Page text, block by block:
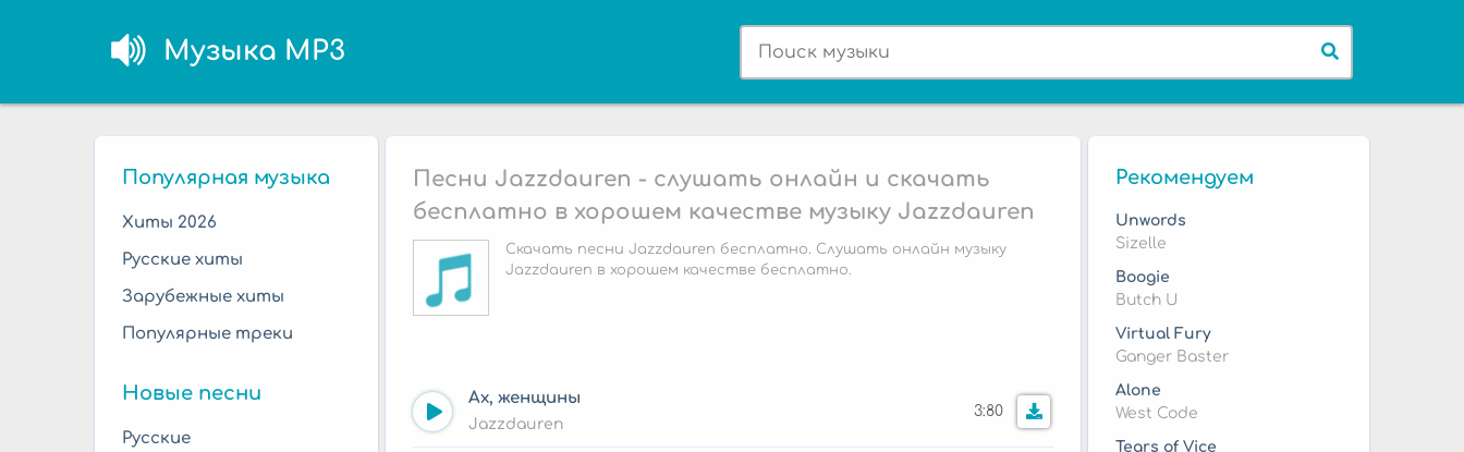
Музыка MP3
Популярная музыка
Хиты 2026
Русские хиты
Зарубежные хиты
Популярные треки
Новые песни
Русские
Песни Jazzdauren - слушать онлайн и скачать
бесплатно в хорошем качестве музыку Jazzdauren
Скачать песни Jazzdauren бесплатно. Слушать онлайн музыку
Jazzdauren в хорошем качестве бесплатно.
Ах, женщины
Jazzdauren
3:80
Рекомендуем
Unwords
Sizelle
Boogie
Butch U
Virtual Fury
Ganger Baster
Alone
West Code
Tears of Vice